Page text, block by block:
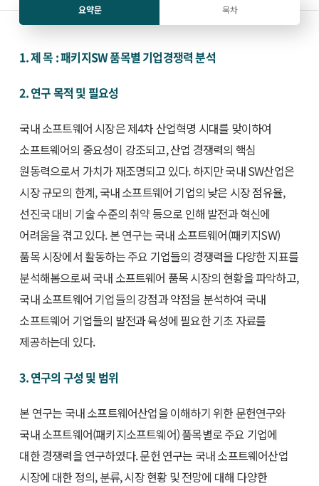
요약문 목차
1. 제 목 : 패키지SW 품목별 기업경쟁력 분석
2. 연구 목적 및 필요성
국내 소프트웨어 시장은 제4차 산업혁명 시대를 맞이하여
소프트웨어의 중요성이 강조되고, 산업 경쟁력의 핵심
원동력으로서 가치가 재조명되고 있다. 하지만 국내 SW산업은
시장 규모의 한계, 국내 소프트웨어 기업의 낮은 시장 점유율,
선진국 대비 기술 수준의 취약 등으로 인해 발전과 혁신에
어려움을 겪고 있다. 본 연구는 국내 소프트웨어(패키지SW)
품목 시장에서 활동하는 주요 기업들의 경쟁력을 다양한 지표를
분석해봄으로써 국내 소프트웨어 품목 시장의 현황을 파악하고,
국내 소프트웨어 기업들의 강점과 약점을 분석하여 국내
소프트웨어 기업들의 발전과 육성에 필요한 기초 자료를
제공하는데 있다.
3. 연구의 구성 및 범위
본 연구는 국내 소프트웨어산업을 이해하기 위한 문헌연구와
국내 소프트웨어(패키지소프트웨어) 품목별로 주요 기업에
대한 경쟁력을 연구하였다. 문헌 연구는 국내 소프트웨어산업
시장에 대한 정의, 분류, 시장 현황 및 전망에 대해 다양한